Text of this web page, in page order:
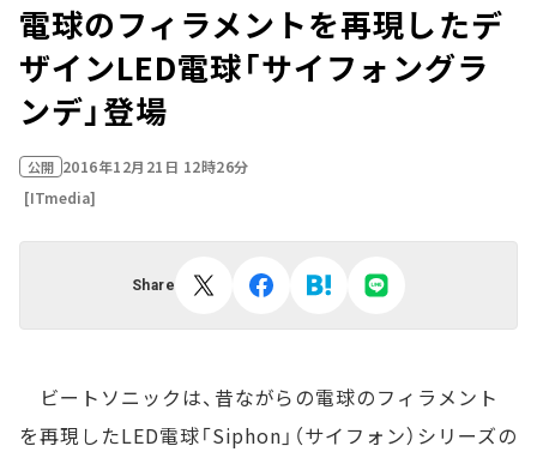
電球のフィラメントを再現したデ
ザインLED電球「サイフォングラ
ンデ」登場
公開 2016年12月21日 12時26分
[ITmedia]
Share
ビートソニックは、昔ながらの電球のフィラメント
を再現したLED電球「Siphon」（サイフォン）シリーズの